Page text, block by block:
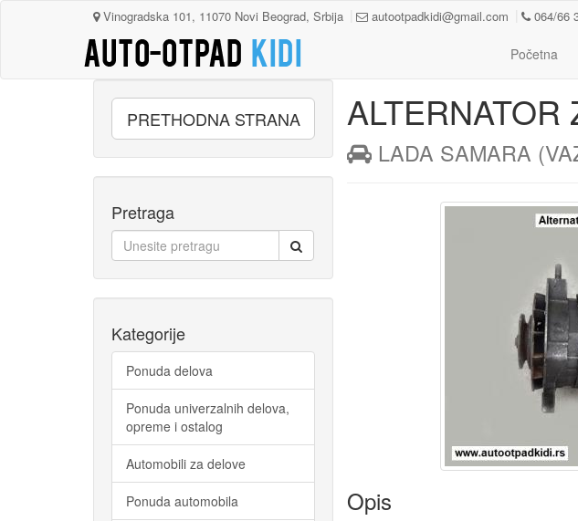
Vinogradska 101, 11070 Novi Beograd, Srbija autootpadkidi@gmail.com 064/66
Početna
PRETHODNA STRANA
Pretraga
Kategorije
Ponuda delova
Ponuda univerzalnih delova,
opreme i ostalog
Automobili za delove
Ponuda automobila
LADA SAMARA
Opis